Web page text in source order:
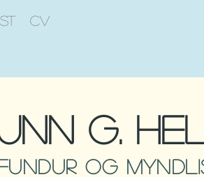
CV
G.
og